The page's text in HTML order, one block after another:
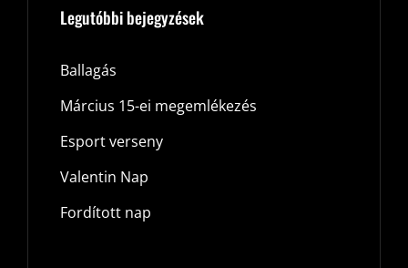
Legutóbbi bejegyzések
Ballagás
Március 15-ei megemlékezés
Esport verseny
Valentin Nap
Fordított nap